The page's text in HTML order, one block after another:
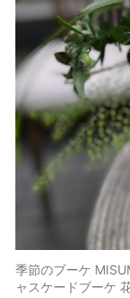
季節のブーケ
ャスケードブーケ